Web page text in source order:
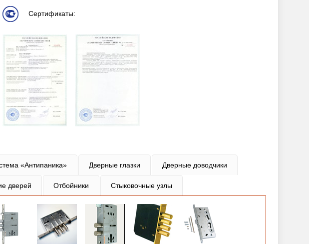
Сертификаты:
«Антипаника» Дверные глазки Дверные доводчики
дверей Отбойники Стыковочные узлы